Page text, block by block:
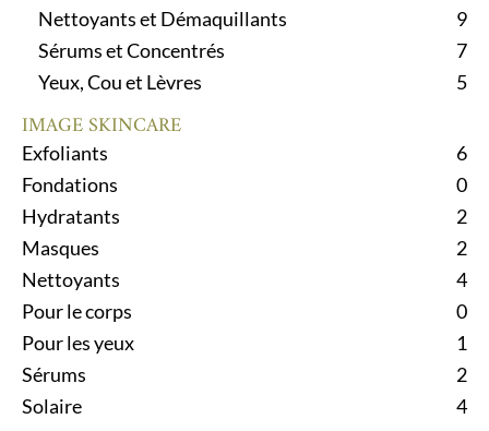
Nettoyants et Démaquillants
9
Sérums et Concentrés
7
Yeux, Cou et Lèvres
5
IMAGE SKINCARE
Exfoliants
6
Fondations
0
Hydratants
2
Masques
2
Nettoyants
4
Pour le corps
0
Pour les yeux
1
Sérums
2
Solaire
4